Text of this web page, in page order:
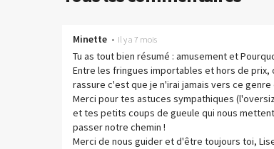
Minette • Il y a 7 mois
Tu as tout bien résumé : amusement et
Entre les fringues importables et hors de prix,
rassure c'est que je n'irai jamais vers ce genre
Merci pour tes astuces sympathiques
et tes petits coups de gueule qui nous
passer notre chemin !
Merci de nous guider et d'être toujours toi,